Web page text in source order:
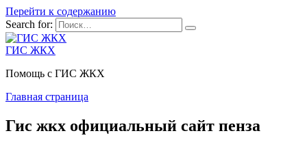
Перейти к содержанию
Search for:
ГИС ЖКХ
Помощь с ГИС ЖКХ
Главная страница
Гис жкх официальный сайт пенза